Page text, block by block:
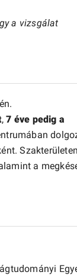
a vizsgálat
,7 éve pedig a
a